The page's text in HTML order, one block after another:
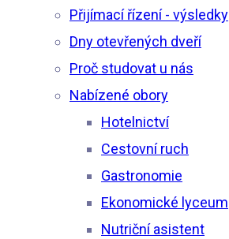
Přijímací řízení - výsledky
Dny otevřených dveří
Proč studovat u nás
Nabízené obory
Hotelnictví
Cestovní ruch
Gastronomie
Ekonomické lyceum
Nutriční asistent